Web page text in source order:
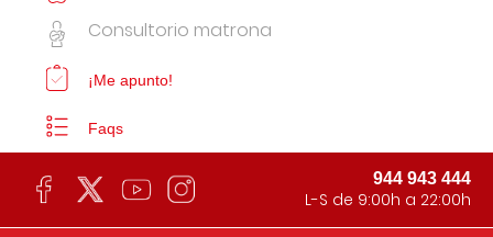
Consultorio matrona
¡Me apunto!
Faqs
944 943 444
L-S de 9:00h a 22:00h